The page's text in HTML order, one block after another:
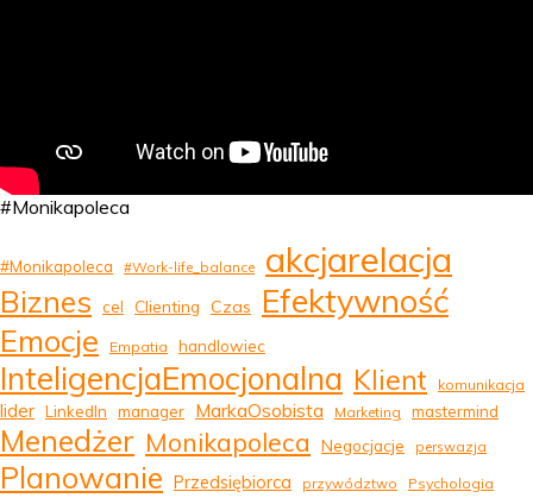
#Monikapoleca
#Monikapoleca #Work-life_balance akcjarelacja
Biznes cel Clienting Czas Efektywność
Emocje Empatia handlowiec
InteligencjaEmocjonalna Klient komunikacja
lider LinkedIn manager MarkaOsobista Marketing mastermind
Menedżer Monikapoleca Negocjacje perswazja
Planowanie Przedsiębiorca przywództwo
Psychologia